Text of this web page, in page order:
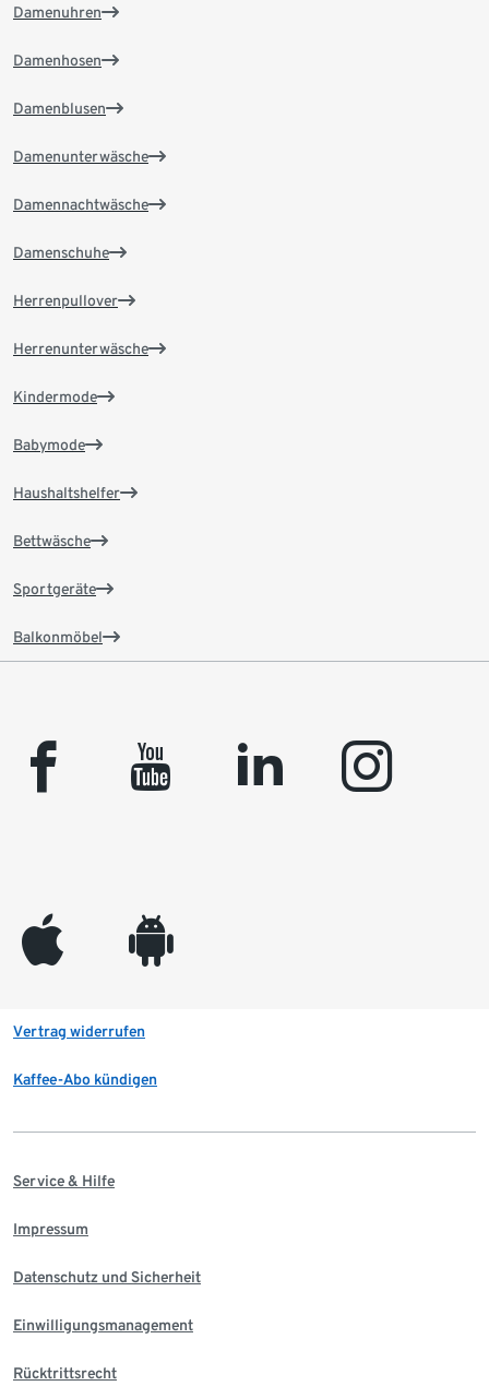
Damenuhren
Damenhosen
Damenblusen
Damenunterwäsche
Damennachtwäsche
Damenschuhe
Herrenpullover
Herrenunterwäsche
Kindermode
Babymode
Haushaltshelfer
Bettwäsche
Sportgeräte
Balkonmöbel
facebook youtube linkedin instagram
appleinc android
Vertrag widerrufen
Kaffee-Abo kündigen
Service & Hilfe
Impressum
Datenschutz und Sicherheit
Einwilligungsmanagement
Rücktrittsrecht